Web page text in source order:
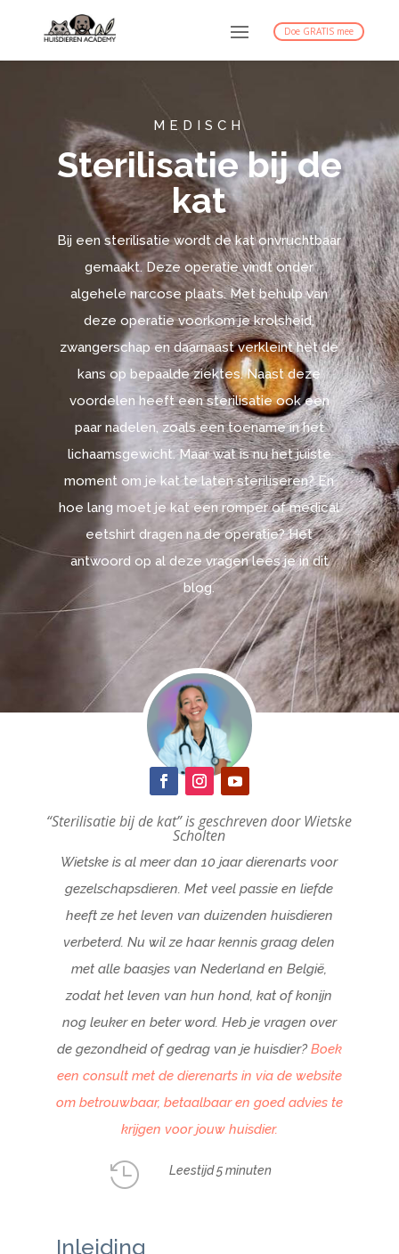
Doe GRATIS mee
MEDISCH
Sterilisatie bij de
kat
Bij een sterilisatie wordt de kat onvruchtbaar
gemaakt. Deze operatie vindt onder
algehele narcose plaats. Met behulp van
deze operatie voorkom je krolsheid,
zwangerschap en daarnaast verkleint het de
kans op bepaalde ziektes. Naast deze
voordelen heeft een sterilisatie ook een
paar nadelen, zoals een toename in het
lichaamsgewicht. Maar wat is nu het juiste
moment om je kat te laten steriliseren? En
hoe lang moet je kat een romper of medical
eetshirt dragen na de operatie? Het
antwoord op al deze vragen lees je in dit
blog.
“Sterilisatie bij de kat” is geschreven door Wietske
Scholten
Wietske is al meer dan 10 jaar dierenarts voor
gezelschapsdieren. Met veel passie en liefde
heeft ze het leven van duizenden huisdieren
verbeterd. Nu wil ze haar kennis graag delen
met alle baasjes van Nederland en België,
zodat het leven van hun hond, kat of konijn
nog leuker en beter word. Heb je vragen over
de gezondheid of gedrag van je huisdier? Boek
een consult met de dierenarts in via de website
om betrouwbaar, betaalbaar en goed advies te
krijgen voor jouw huisdier.
 Leestijd 5 minuten
Inleiding